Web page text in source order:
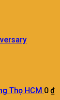
Thọ HCM 0 ₫